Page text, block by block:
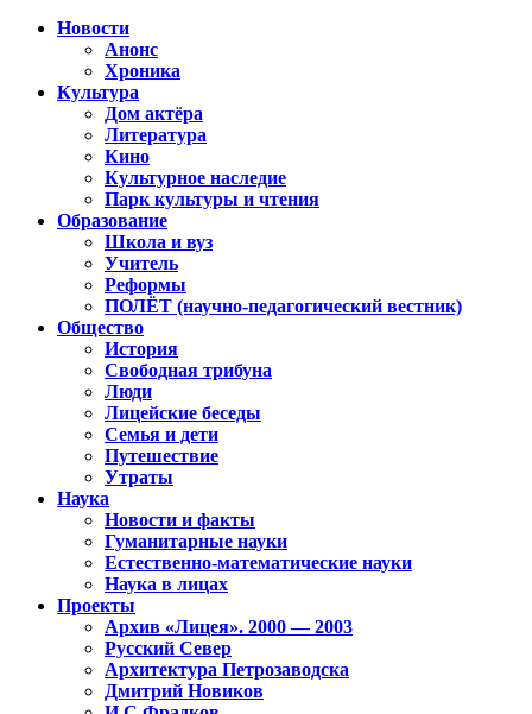
Новости
Анонс
Хроника
Культура
Дом актёра
Литература
Кино
Культурное наследие
Парк культуры и чтения
Образование
Школа и вуз
Учитель
Реформы
ПОЛЁТ (научно-педагогический вестник)
Общество
История
Свободная трибуна
Люди
Лицейские беседы
Семья и дети
Путешествие
Утраты
Наука
Новости и факты
Гуманитарные науки
Естественно-математические науки
Наука в лицах
Проекты
Архив «Лицея». 2000 — 2003
Русский Север
Архитектура Петрозаводска
Дмитрий Новиков